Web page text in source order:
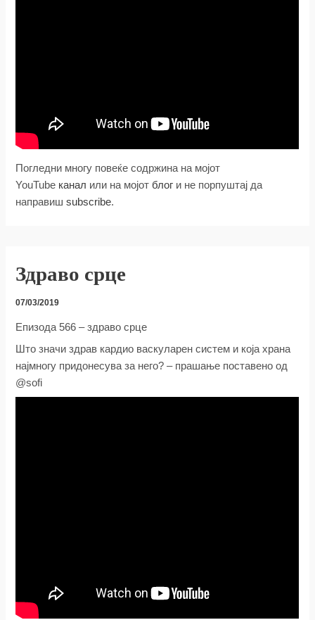
Погледни многу повеќе содржина на мојот
YouTube канал или на мојот блог и не порпуштај да
направишsubscribe.
Здраво срце
07/03/2019
Епизода 566 – здраво срце
Што значи здрав кардио васкуларен систем и која храна
најмногу придонесува за него? – прашање поставено од
@sofi